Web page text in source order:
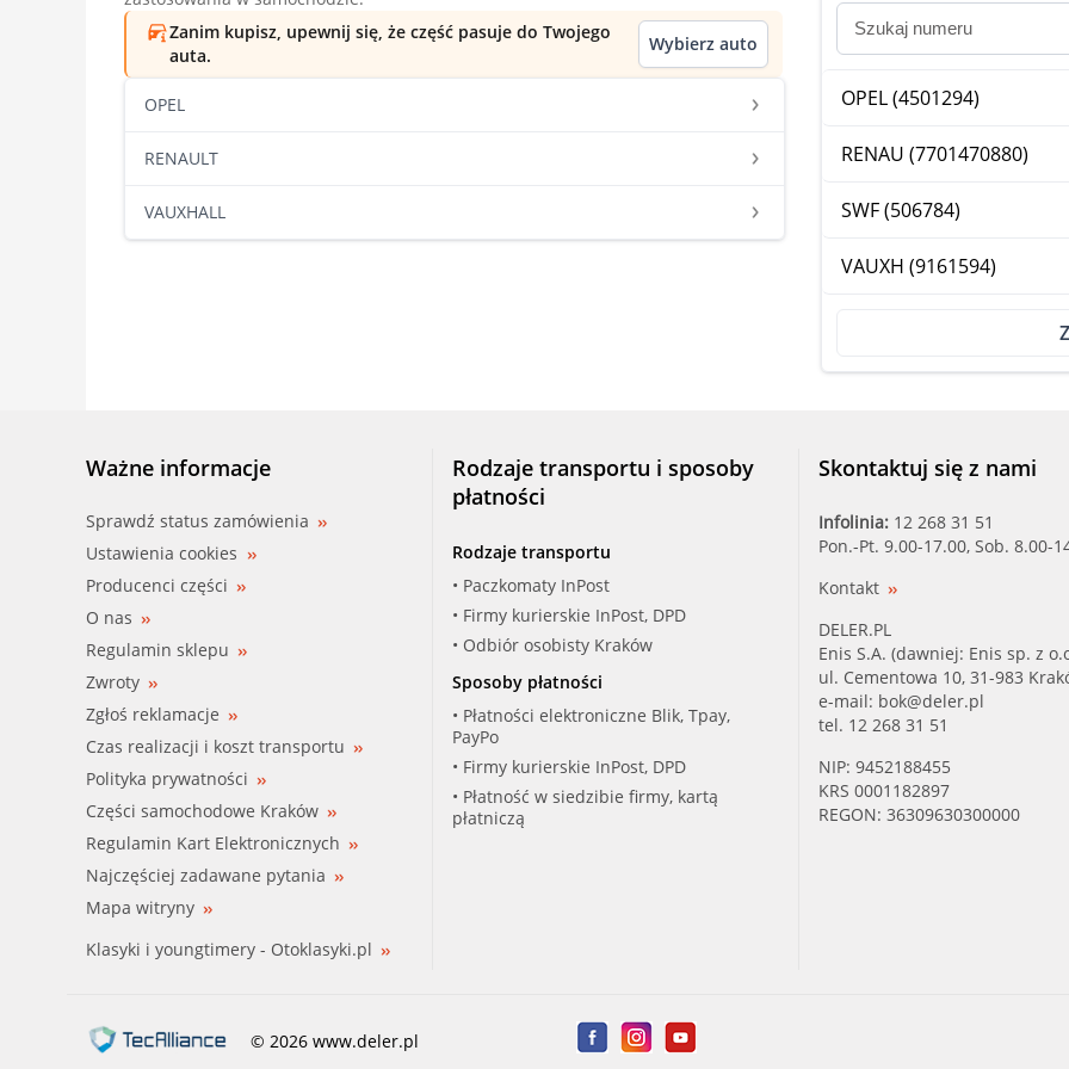
Zanim kupisz, upewnij się, że część pasuje do Twojego
auta.
Wybierz auto
OPEL
RENAULT
VAUXHALL
OPEL (4501294)
RENAU (7701470880)
SWF (506784)
VAUXH (9161594)
Ważne informacje
Sprawdź status zamówienia
Ustawienia cookies
Producenci części
O nas
Regulamin sklepu
Zwroty
Zgłoś reklamacje
Czas realizacji i koszt transportu
Polityka prywatności
Części samochodowe Kraków
Regulamin Kart Elektronicznych
Najczęściej zadawane pytania
Mapa witryny
Klasyki i youngtimery - Otoklasyki.pl
Rodzaje transportu i sposoby
płatności
Rodzaje transportu
• Paczkomaty InPost
• Firmy kurierskie InPost, DPD
• Odbiór osobisty Kraków
Sposoby płatności
• Płatności elektroniczne Blik, Tpay,
PayPo
• Firmy kurierskie InPost, DPD
• Płatność w siedzibie firmy, kartą
płatniczą
Skontaktuj się z nami
Infolinia: 12 268 31 51
Pon.-Pt. 9.00-17.00, Sob. 8.00-
Kontakt
DELER.PL
Enis S.A. (dawniej: Enis sp. z
ul. Cementowa 10, 31-983
e-mail: bok@deler.pl
tel. 12 268 31 51
NIP: 9452188455
KRS 0001182897
REGON: 36309630300000
© 2026 www.deler.pl